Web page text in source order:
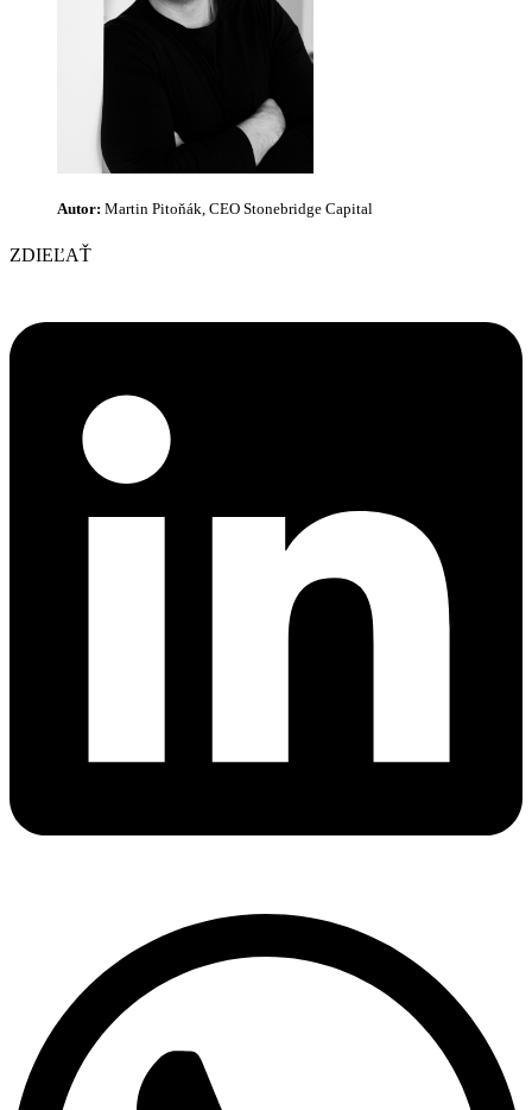
Autor: Martin Pitoňák, CEO Stonebridge Capital
ZDIEĽAŤ